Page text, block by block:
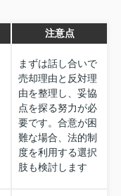
注意点
まずは話し合いで
売却理由と反対理
由を整理し、妥協
点を探る努力が必
要です。合意が困
難な場合、法的制
度を利用する選択
肢も検討します